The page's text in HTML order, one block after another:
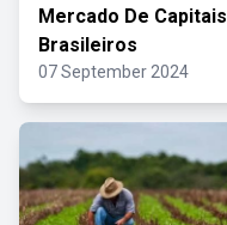
Mercado De Capitais
Brasileiros
07 September 2024